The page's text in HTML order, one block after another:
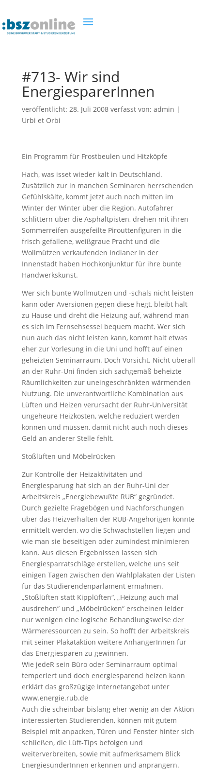
#713- Wir sind
EnergiesparerInnen
veröffentlicht: 28. Juli 2008verfasst von: admin |
Urbi et Orbi
Ein Programm für Frostbeulen und Hitzköpfe
Hach, was isset wieder kalt in Deutschland.
Zusätzlich zur in manchen Seminaren herrschenden
Gefühlskälte, kommt jetzt auch noch mitten im
Winter der Winter über die Region. Autofahrer
schlittern über die Asphaltpisten, drehen mit ihren
Sommerreifen ausgefeilte Pirouttenfiguren in die
frisch gefallene, weißgraue Pracht und die
Wollmützen verkaufenden Indianer in der
Innenstadt haben Hochkonjunktur für ihre bunte
Handwerkskunst.
Wer sich bunte Wollmützen und -schals nicht leisten
kann oder Aversionen gegen diese hegt, bleibt halt
zu Hause und dreht die Heizung auf, während man
es sich im Fernsehsessel bequem macht. Wer sich
nun auch das nicht leisten kann, kommt halt etwas
eher zur Vorlesung in die Uni und hofft auf einen
geheizten Seminarraum. Doch Vorsicht. Nicht überall
an der Ruhr-Uni finden sich sachgemäß beheizte
Räumlichkeiten zur uneingeschränkten wärmenden
Nutzung. Die unverantwortliche Kombination aus
Lüften und Heizen verursacht der Ruhr-Universität
ungeheure Heizkosten, welche reduziert werden
können und müssen, damit nicht auch noch dieses
Geld an anderer Stelle fehlt.
Stoßlüften und Möbelrücken
Zur Kontrolle der Heizaktivitäten und
Energiesparung hat sich an der Ruhr-Uni der
Arbeitskreis „Energiebewußte RUB“ gegründet.
Durch gezielte Fragebögen und Nachforschungen
über das Heizverhalten der RUB-Angehörigen konnte
ermittelt werden, wo die Schwachstellen liegen und
wie man sie beseitigen oder zumindest minimieren
kann. Aus diesen Ergebnissen lassen sich
Energiesparratschläge erstellen, welche uns seit
einigen Tagen zwischen den Wahlplakaten der Listen
für das Studierendenparlament ermahnen.
„Stoßlüften statt Kipplüften“, „Heizung auch mal
ausdrehen“ und „Möbelrücken“ erscheinen leider
nur wenigen eine logische Behandlungsweise der
Wärmeressourcen zu sein. So hofft der Arbeitskreis
mit seiner Plakataktion weitere AnhängerInnen für
das Energiesparen zu gewinnen.
Wie jedeR sein Büro oder Seminarraum optimal
temperiert und doch energiesparend heizen kann
erklärt das großzügige Internetangebot unter
www.energie.rub.de
Auch die scheinbar bislang eher wenig an der Aktion
interessierten Studierenden, können mit gutem
Beispiel mit anpacken, Türen und Fenster hinter sich
schließen, die Lüft-Tips befolgen und
weiterverbreiten, sowie mit aufmerksamem Blick
EnergiesünderInnen erkennen und anprangern.